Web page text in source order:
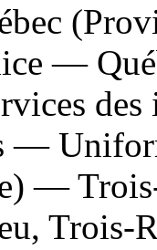
—
—
Trois-